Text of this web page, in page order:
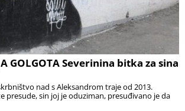
GOLGOTA Severinina bitka za sina
nad s Aleksandrom traje od 2013.
presude, sin joj je oduziman, presuđivano je da